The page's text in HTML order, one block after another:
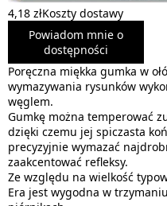
4,18 złKoszty dostawy
Powiadom mnie o
dostępności
Poręczna miękka gumka w
wymazywania rysunków
węglem.
Gumkę można temperować
dzięki czemu jej spiczasta
precyzyjnie wymazać
zaakcentować refleksy.
Ze względu na wielkość
Era jest wygodna w